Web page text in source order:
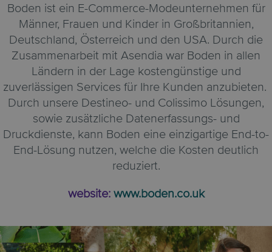
Boden ist ein E-Commerce-Modeunternehmen für
Männer, Frauen und Kinder in Großbritannien,
Deutschland, Österreich und den USA. Durch die
Zusammenarbeit mit Asendia war Boden in allen
Ländern in der Lage kostengünstige und
zuverlässigen Services für Ihre Kunden anzubieten.
Durch unsere Destineo- und Colissimo Lösungen,
sowie zusätzliche Datenerfassungs- und
Druckdienste, kann Boden eine einzigartige End-to-
End-Lösung nutzen, welche die Kosten deutlich
reduziert.
website:www.boden.co.uk